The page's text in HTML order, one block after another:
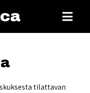
tilattavan